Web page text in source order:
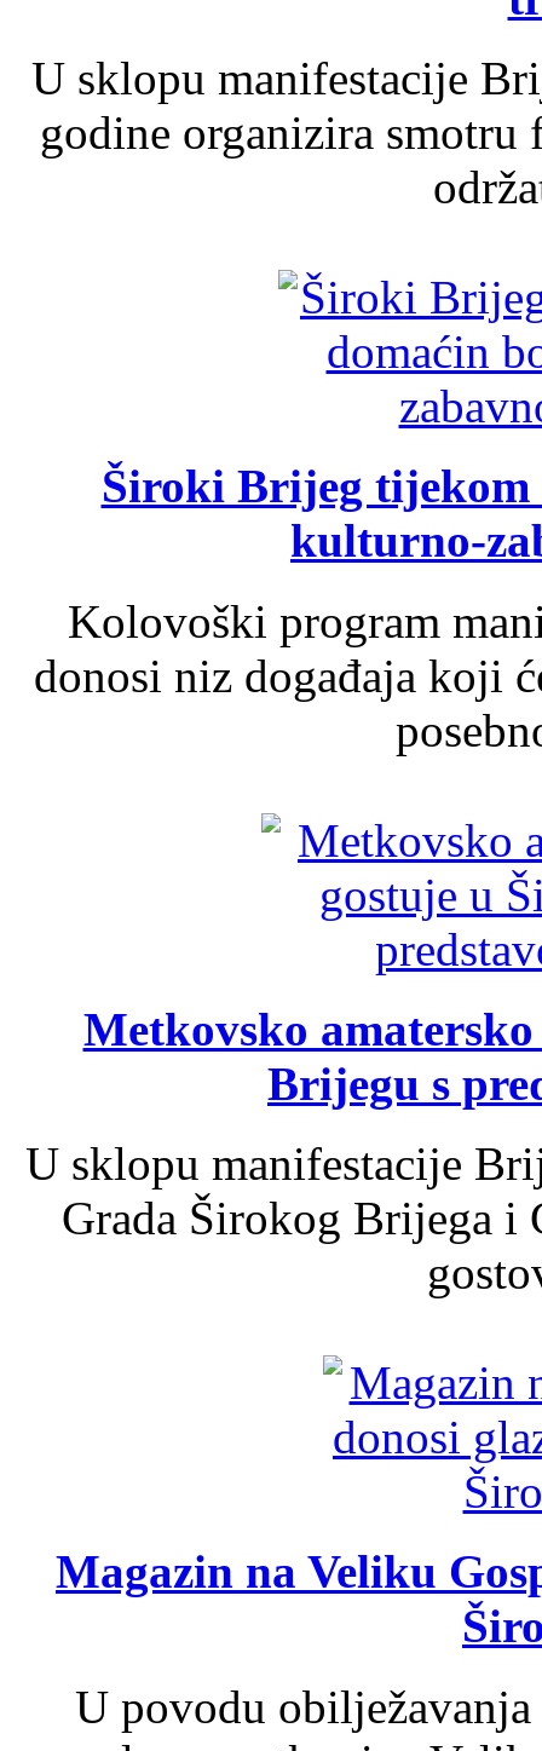
U sklopu manifestacije
godine organizira
Široki Brijeg tijekom
kulturno-
Kolovoški program
donosi niz događaja koji
Metkovsko
Brijegu s
U sklopu manifestacije
Grada Širokog Brijega
Magazin na Veliku
U povodu